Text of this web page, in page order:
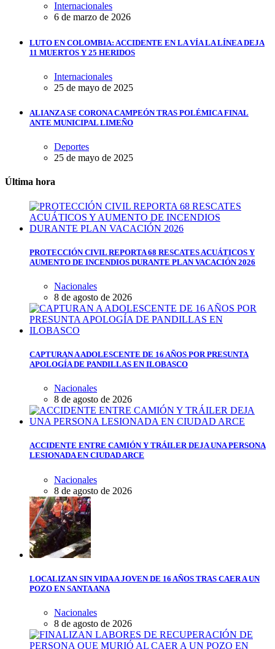
Internacionales
6 de marzo de 2026
LUTO EN COLOMBIA: ACCIDENTE EN LA VÍA LA LÍNEA DEJA
11 MUERTOS Y 25 HERIDOS
Internacionales
25 de mayo de 2025
ALIANZA SE CORONA CAMPEÓN TRAS POLÉMICA FINAL
ANTE MUNICIPAL LIMEÑO
Deportes
25 de mayo de 2025
Última hora
PROTECCIÓN CIVIL REPORTA 68 RESCATES ACUÁTICOS Y
AUMENTO DE INCENDIOS DURANTE PLAN VACACIÓN 2026
Nacionales
8 de agosto de 2026
CAPTURAN A ADOLESCENTE DE 16 AÑOS POR PRESUNTA
APOLOGÍA DE PANDILLAS EN ILOBASCO
Nacionales
8 de agosto de 2026
ACCIDENTE ENTRE CAMIÓN Y TRÁILER DEJA UNA PERSONA
LESIONADA EN CIUDAD ARCE
Nacionales
8 de agosto de 2026
LOCALIZAN SIN VIDA A JOVEN DE 16 AÑOS TRAS CAER A UN
POZO EN SANTA ANA
Nacionales
8 de agosto de 2026